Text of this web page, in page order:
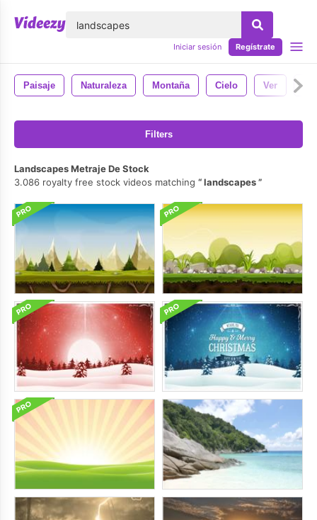
Iniciar sesión Regístrate
Paisaje Naturaleza Montaña Cielo Ver
Filters
Landscapes Metraje De Stock
3.086 royalty free stock videos matching
landscapes